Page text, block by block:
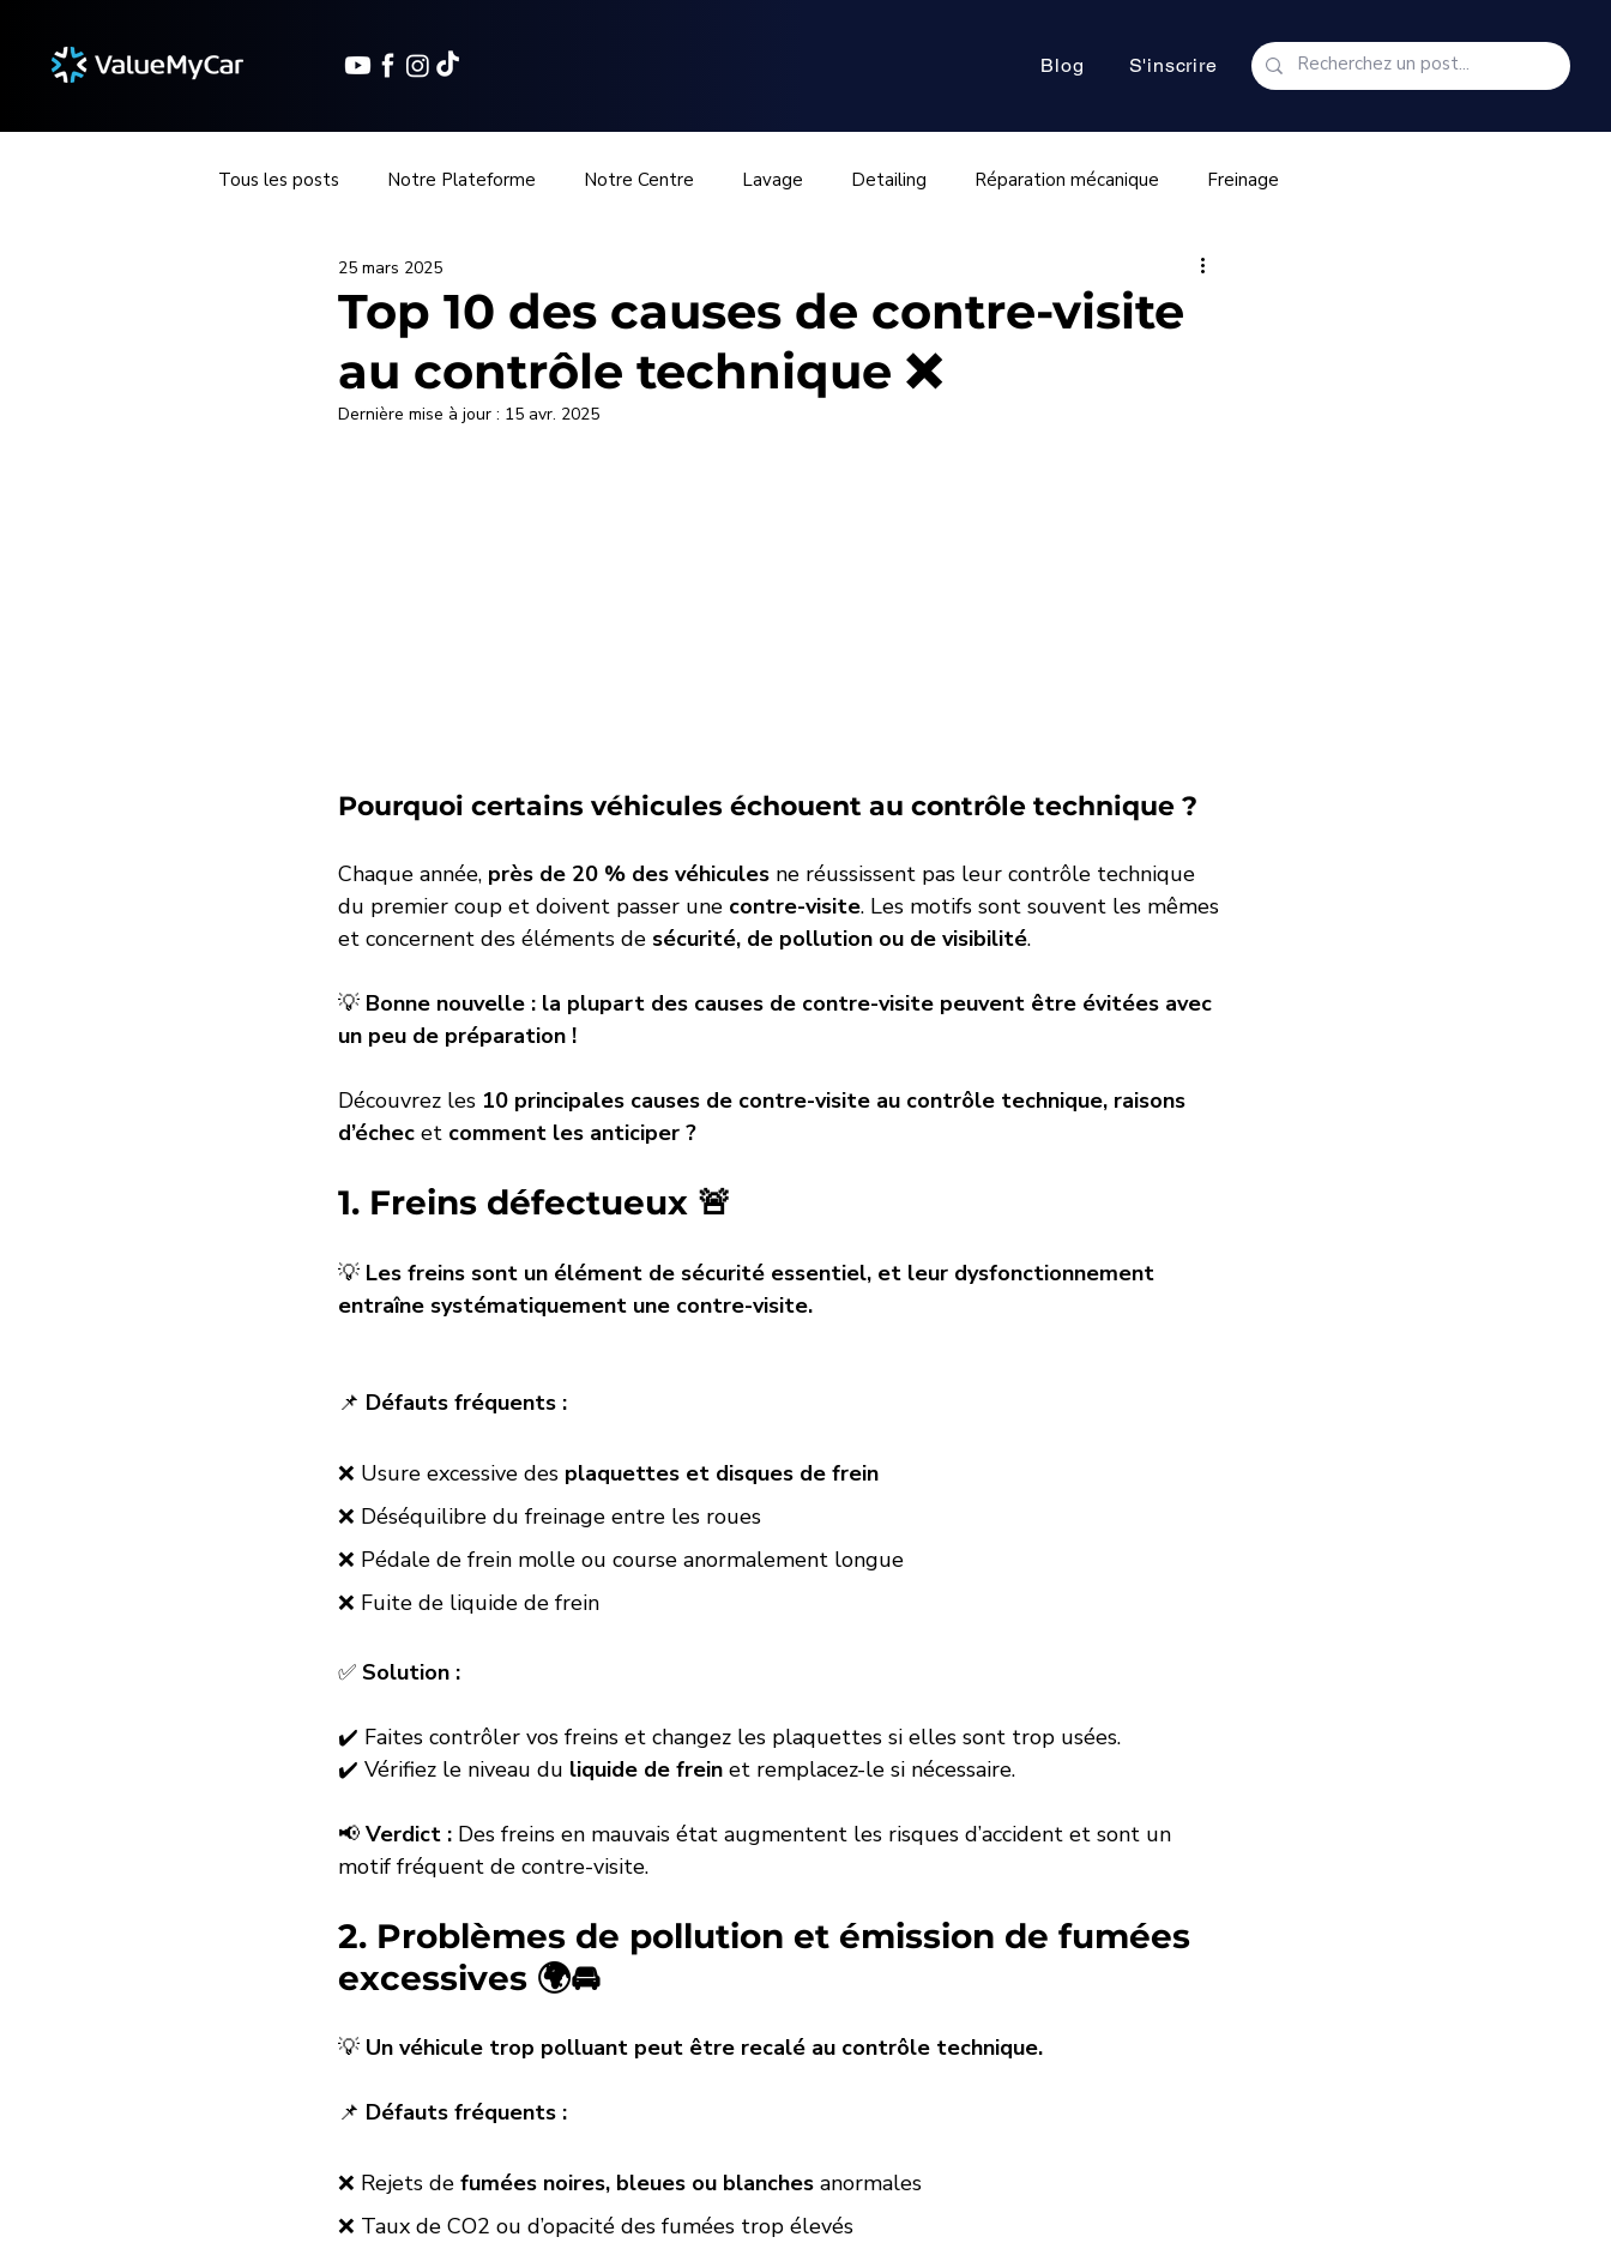
Blog S'inscrire
Tous les posts Notre Plateforme Notre Centre Lavage Detailing Réparation mécanique Freinage
Injection & alimentation en carbura Transmission & embrayage
Moteur & performances Bioethanol Mécanique avancée Contrôle technique
Top 10 des causes de contre-visite
au contrôle technique ❌
25 mars 2025
Dernière mise à jour : 15 avr. 2025
Pourquoi certains véhicules échouent au contrôle technique ?
Chaque année, près de 20 % des véhicules ne réussissent pas leur contrôle technique
du premier coup et doivent passer une contre-visite. Les motifs sont souvent les mêmes
et concernent des éléments de sécurité, de pollution ou de visibilité.
💡 Bonne nouvelle : la plupart des causes de contre-visite peuvent être évitées avec
un peu de préparation !
Découvrez les 10 principales causes de contre-visite au contrôle technique, raisons
d’échec et comment les anticiper ?
1. Freins défectueux 🚨
💡 Les freins sont un élément de sécurité essentiel, et leur dysfonctionnement
entraîne systématiquement une contre-visite.
📌 Défauts fréquents :
❌ Usure excessive des plaquettes et disques de frein
❌ Déséquilibre du freinage entre les roues
❌ Pédale de frein molle ou course anormalement longue
❌ Fuite de liquide de frein
✅ Solution :
✔️ Faites contrôler vos freins et changez les plaquettes si elles sont trop usées.
✔️ Vérifiez le niveau du liquide de frein et remplacez-le si nécessaire.
📢 Verdict : Des freins en mauvais état augmentent les risques d’accident et sont un
motif fréquent de contre-visite.
2. Problèmes de pollution et émission de fumées
excessives 🌍🚘
💡 Un véhicule trop polluant peut être recalé au contrôle technique.
📌 Défauts fréquents :
❌ Rejets de fumées noires, bleues ou blanches anormales
❌ Taux de CO2 ou d’opacité des fumées trop élevés